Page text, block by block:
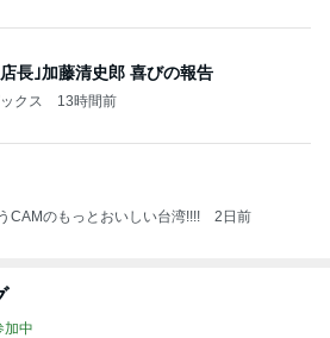
長｣加藤清史郎 喜びの報告
クス 13時間前
CAMのもっとおいしい台湾!!!! 2日前
加中